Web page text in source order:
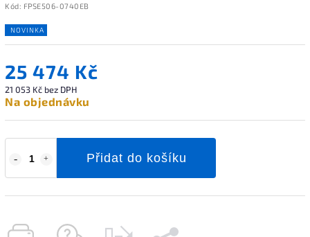
Kód: FPSE506-0740EB
NOVINKA
25 474 Kč
21 053 Kč bez DPH
Na objednávku
Přidat do košíku